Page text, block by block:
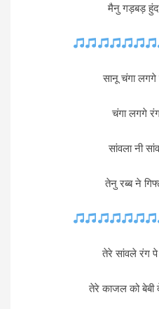
मैनु गड़बड़
सानू चंगा लगगे
चंगा लगगे
सांवला नी
तेनु रब्ब ने
तेरे सांवले रंग
तेरे काजल को